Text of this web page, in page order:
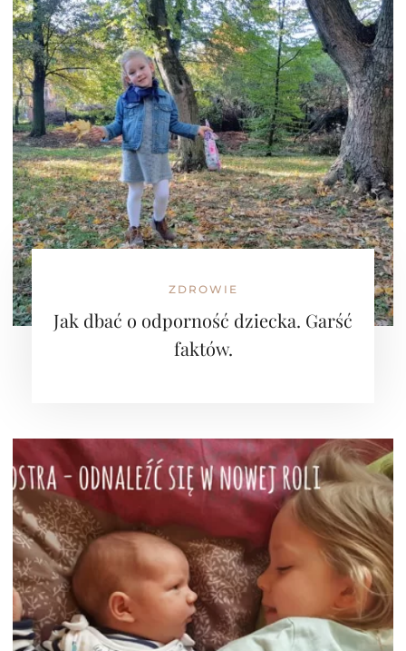
ZDROWIE
Jak dbać o odporność dziecka. Garść
faktów.